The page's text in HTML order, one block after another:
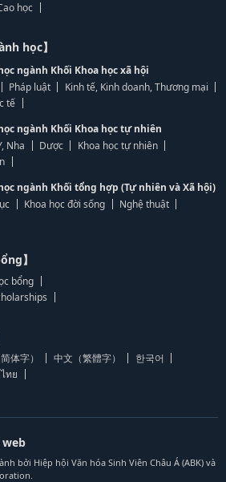
học
học】
ngành Khối Khoa học xã hội
Pháp luật
Kinh tế, Kinh doanh, Thương mại
tế
ngành Khối Khoa học tự nhiên
Nha Dược
Khoa học tự nhiên
ngành Khối tổng hợp (Tự nhiên và Xã hội)
Khoa học đời sống
Nghệ thuật
】
bổng
体字） 中文（繁體字）
한국어
ทย
bởi Hiệp hội Văn hóa Sinh Viên Châu Á (ABK) và